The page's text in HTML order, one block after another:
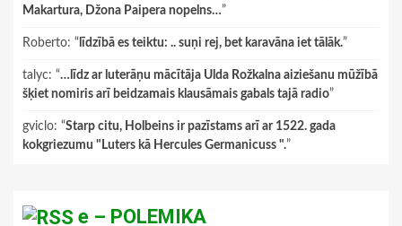
Makartura, Džona Paipera nopelns…”
Roberto: “ līdzībā es teiktu: .. suņi rej, bet karavāna iet tālāk.”
talyc: “…līdz ar luterāņu mācītāja Ulda Rožkalna aiziešanu mūžībā
šķiet nomiris arī beidzamais klausāmais gabals tajā radio”
gviclo: “Starp citu, Holbeins ir pazīstams arī ar 1522. gada
kokgriezumu "Luters kā Hercules Germanicuss ".”
e – POLEMIKA